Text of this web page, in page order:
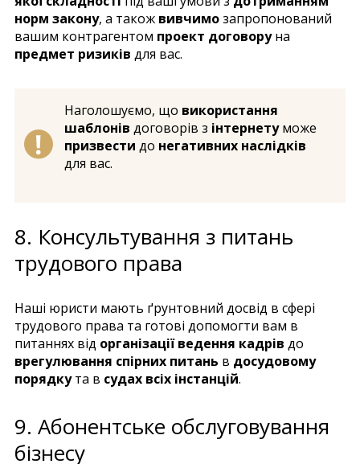
норм закону, а також вивчимозапропонований
вашим контрагентом проект договоруна
предмет ризиків для вас.
Наголошуємо, що використання
шаблонів договорів з інтернетуможе
призвести до негативних наслідків
для вас.
8. Консультування з питань
трудового права
Наші юристи мають ґрунтовний досвід в сфері
трудового права та готові допомогти вам в
питаннях від організації ведення кадрів до
врегулювання спірних питань в досудовому
порядкута в судах всіх інстанцій.
9. Абонентське обслуговування
бізнесу